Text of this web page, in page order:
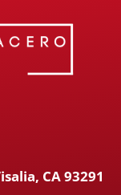
CA 93291